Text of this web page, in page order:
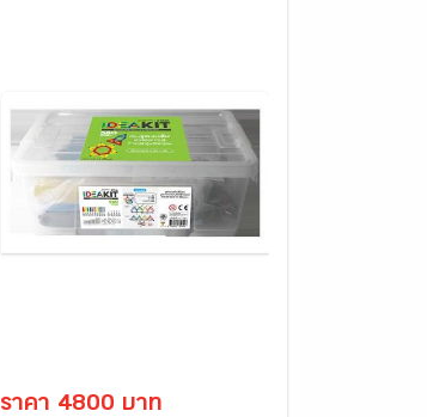
ราคา 4800 บาท